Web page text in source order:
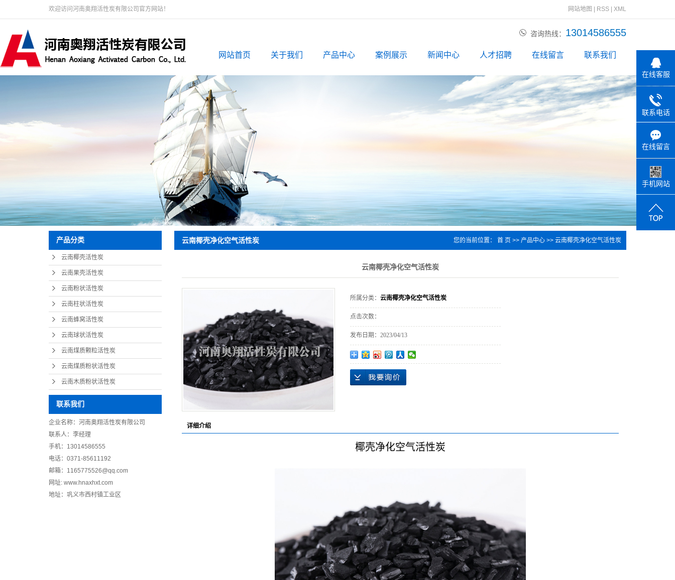
欢迎访问河南奥翔活性炭有限公司官方网站！ 网站地图 RSS XML
咨询热线： 13014586555
网站首页 关于我们
公司简介
产品中心
云南椰壳活性炭
性炭
云南煤质粉状活
性炭
案例展示
案例展示
新闻中心
公司动态
行业资讯
相关问题
人才招聘 在线留言 联系我们
产品分类
云南椰壳活性炭
云南果壳活性炭
云南粉状活性炭
云南柱状活性炭
云南蜂窝活性炭
云南球状活性炭
云南煤质颗粒活性炭
云南煤质粉状活性炭
云南木质粉状活性炭
联系我们
企业名称：河南奥翔活性炭有限公司
联系人：李经理
手机：13014586555
电话：0371-85611192
邮箱：1165775526@qq.com
网址: www.hnaxhxt.com
地址：巩义市西村镇工业区
云南椰壳净化空气活性炭 您的当前位置： 首 页 >> 产品中心 >> 云南椰壳净化空气活性炭
云南椰壳净化空气活性炭
所属分类： 云南椰壳净化空气活性炭
点击次数：
发布日期： 2023/04/13
详细介绍
椰壳净化空气活性炭
在线客服
联系电话
在线留言
手机网站